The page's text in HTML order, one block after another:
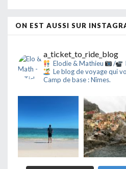
ON EST AUSSI SUR
a_ticket_to_ride_blog
Elodie & Mathieu /
Le blog de voyage qui
Camp de base : Nîmes.